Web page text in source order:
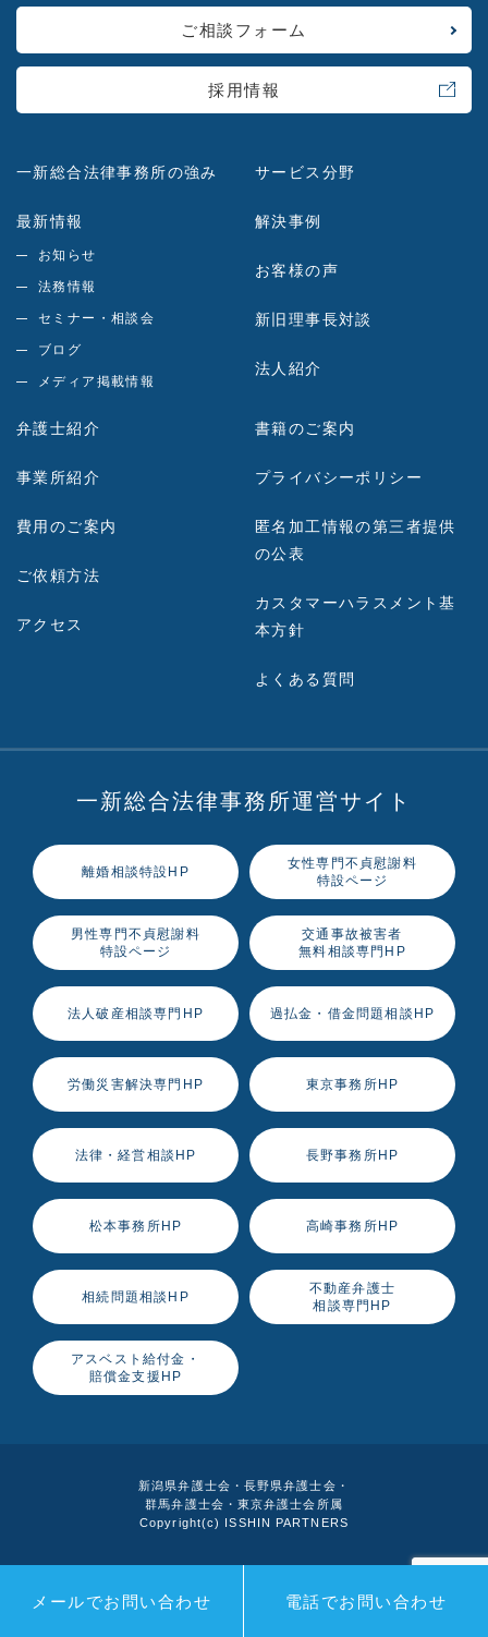
ご相談フォーム
採用情報
一新総合法律事務所の強み
最新情報
お知らせ
法務情報
セミナー・相談会
ブログ
メディア掲載情報
サービス分野
解決事例
お客様の声
新旧理事長対談
法人紹介
弁護士紹介
事業所紹介
費用のご案内
ご依頼方法
アクセス
書籍のご案内
プライバシーポリシー
匿名加工情報の第三者提供
の公表
カスタマーハラスメント基
本方針
よくある質問
一新総合法律事務所運営サイト
離婚相談特設HP
女性専門不貞慰謝料
特設ページ
男性専門不貞慰謝料
特設ページ
交通事故被害者
無料相談専門HP
法人破産相談専門HP 過払金・借金問題相談HP
労働災害解決専門HP 東京事務所HP
法律・経営相談HP 長野事務所HP
松本事務所HP 高崎事務所HP
相続問題相談HP
不動産弁護士
相談専門HP
アスベスト給付金・
賠償金支援HP
新潟県弁護士会・長野県弁護士会・
群馬弁護士会・東京弁護士会所属
Copyright(c) ISSHIN PARTNERS
メールでお問い合わせ 電話でお問い合わせ